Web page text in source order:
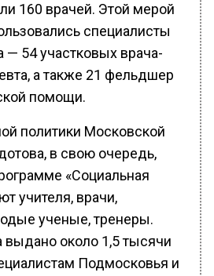
160 врачей. Этой мерой
специалисты
— 54 участковых врача-
а также 21 фельдшер
помощи.
политики Московской
в свою очередь,
«Социальная
учителя, врачи,
ученые, тренеры.
выдано около 1,5 тысячи
Подмосковья и